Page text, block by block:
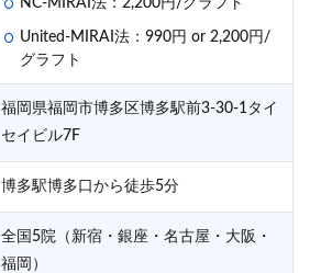
NC-MIRAI法：2,200円/グラフト
United-MIRAI法：990円 or 2,200円/
グラフト
福岡県福岡市博多区博多駅前3-30-1タイ
セイビル7F
博多駅博多口から徒歩5分
全国5院（新宿・銀座・名古屋・大阪・
福岡）